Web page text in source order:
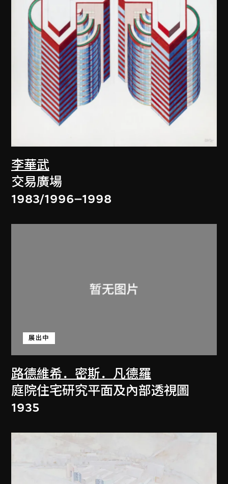
李華武
交易廣場
1983/1996–1998
路德維希．密斯．凡德羅
展出中
庭院住宅研究平面及內部透視圖
1935